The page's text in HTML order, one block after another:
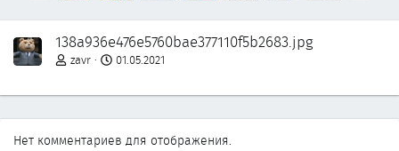
а
д
р
138a936e476e5760bae377110f5b2683.jpg
zavr 01.05.2021
Нет комментариев для отображения.